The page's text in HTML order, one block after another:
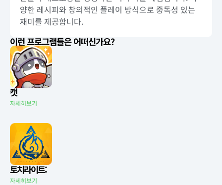
양한 레시피와 창의적인 플레이 방식으로 중독성 있는
재미를 제공합니다.
이런 프로그램들은 어떠신가요?
캣
자세히보기
토치라이트:
자세히보기